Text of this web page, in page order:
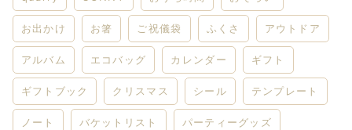
お出かけ お箸 ご祝儀袋 ふくさ アウトドア
アルバム エコバッグ カレンダー ギフト
ギフトブック クリスマス シール テンプレート
ノート バケットリスト パーティーグッズ